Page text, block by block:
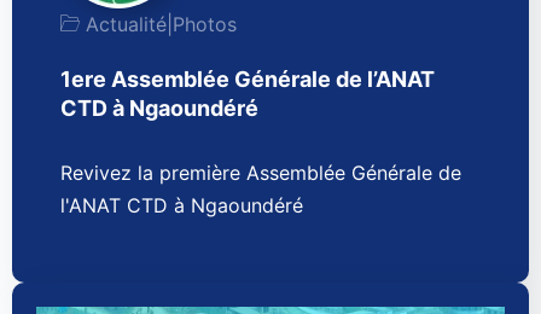
Actualité Photos
1ere Assemblée Générale de l’ANAT
CTD à Ngaoundéré
Revivez la première Assemblée Générale de
l'ANAT CTD à Ngaoundéré